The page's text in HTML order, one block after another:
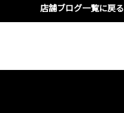
店舗ブログ一覧に戻る